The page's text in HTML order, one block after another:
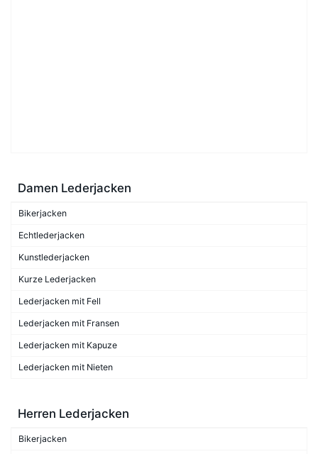
Damen Lederjacken
Bikerjacken
Echtlederjacken
Kunstlederjacken
Kurze Lederjacken
Lederjacken mit Fell
Lederjacken mit Fransen
Lederjacken mit Kapuze
Lederjacken mit Nieten
Herren Lederjacken
Bikerjacken